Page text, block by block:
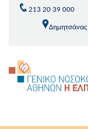
213 20 39 000